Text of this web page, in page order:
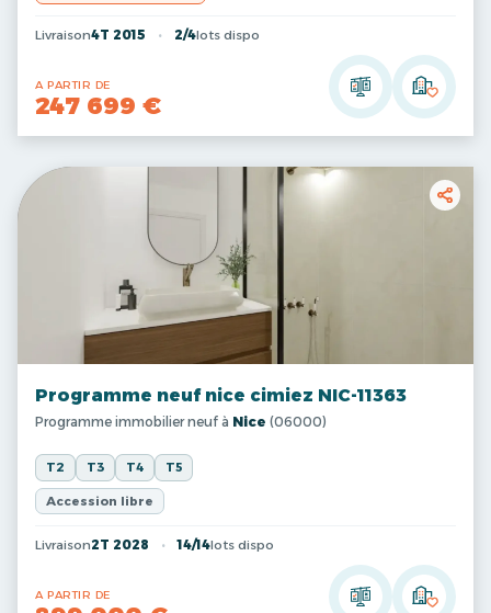
Livraison4T 2015 2/4lots dispo
A PARTIR DE
247 699 €
Programme neuf nice cimiez NIC-11363
Programme immobilier neuf à Nice (06000)
T2 T3 T4 T5
Accession libre
Livraison2T 2028 14/14lots dispo
A PARTIR DE